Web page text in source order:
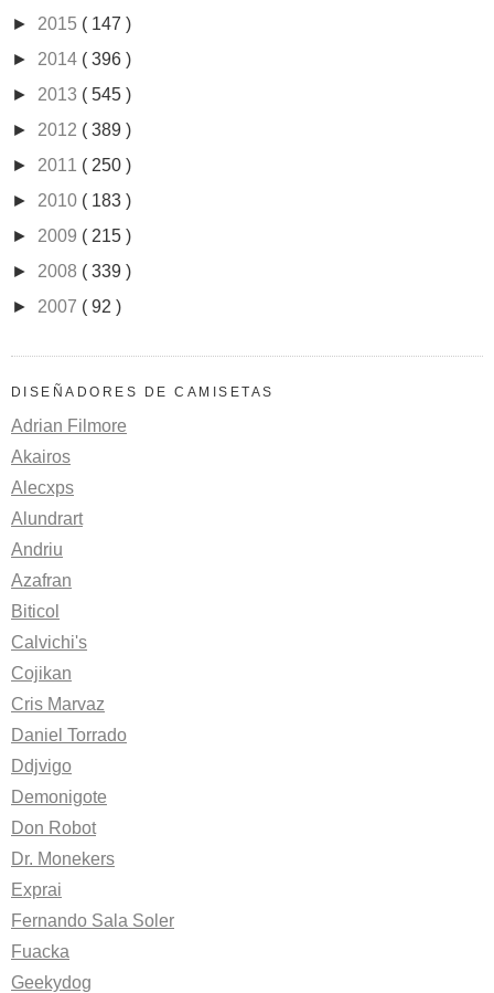
► 2015 ( 147 )
► 2014 ( 396 )
► 2013 ( 545 )
► 2012 ( 389 )
► 2011 ( 250 )
► 2010 ( 183 )
► 2009 ( 215 )
► 2008 ( 339 )
► 2007 ( 92 )
DISEÑADORES DE CAMISETAS
Adrian Filmore
Akairos
Alecxps
Alundrart
Andriu
Azafran
Biticol
Calvichi's
Cojikan
Cris Marvaz
Daniel Torrado
Ddjvigo
Demonigote
Don Robot
Dr. Monekers
Exprai
Fernando Sala Soler
Fuacka
Geekydog